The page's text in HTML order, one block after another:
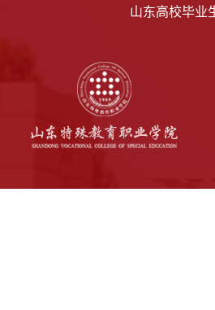
山东高校毕业